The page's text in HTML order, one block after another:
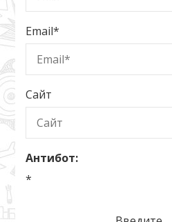
Email*
Сайт
Антибот:
*